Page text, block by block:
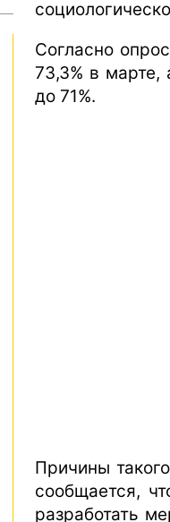
Согласно
73,3% в марте,
до 71%.
Причины
сообщается,
разработать